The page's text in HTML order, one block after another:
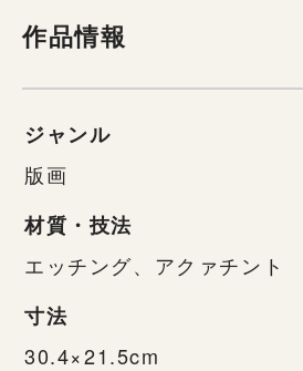
作品情報
ジャンル
版画
材質・技法
エッチング、アクァチント
寸法
30.4×21.5cm